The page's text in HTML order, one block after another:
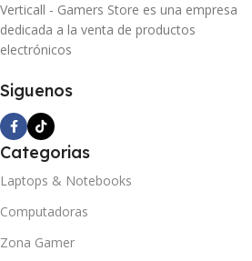
Verticall - Gamers Store es una empresa
dedicada a la venta de productos
electrónicos
Siguenos
Categorias
Laptops & Notebooks
Computadoras
Zona Gamer